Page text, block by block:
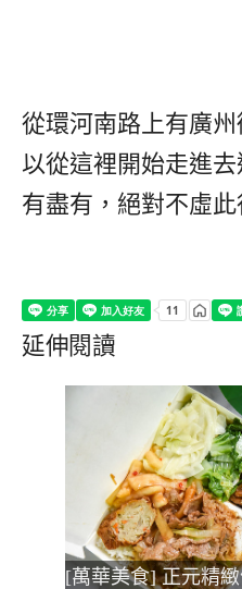
從環河南路上有廣
以從這裡開始走進
有盡有，絕對不虛此
延伸閱讀
[萬華美食] 正元精